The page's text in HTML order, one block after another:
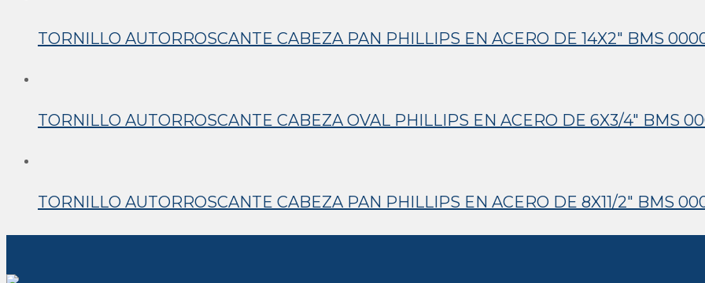
TORNILLO AUTORROSCANTE CABEZA PAN PHILLIPS EN ACERO DE 14X2″ BMS
TORNILLO AUTORROSCANTE CABEZA OVAL PHILLIPS EN ACERO DE 6X3/4″ BMS
TORNILLO AUTORROSCANTE CABEZA PAN PHILLIPS EN ACERO DE 8X11/2″ BMS